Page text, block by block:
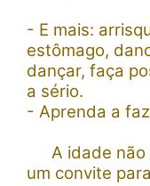
- E mais:
estômago,
dançar, faça
a sério.
- Aprenda a
A idade
um convite